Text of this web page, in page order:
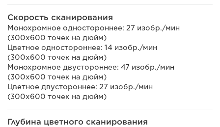
Скорость сканирования
Монохромное одностороннее: 27 изобр./мин
(300x600 точек на дюйм)
Цветное одностороннее: 14 изобр./мин
(300x600 точек на дюйм)
Монохромное двустороннее: 47 изобр./мин
(300x600 точек на дюйм)
Цветное двустороннее: 27 изобр./мин
(300x600 точек на дюйм)
Глубина цветного сканирования